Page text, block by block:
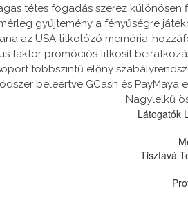
tétes fogadás szerez
gyűjtemény a fényűségre
az USA titkolózó memória-
faktor promóciós titkosít
többszintű előny
beleértve GCash és
. Nagylelkű
Látogatók
Tisztává